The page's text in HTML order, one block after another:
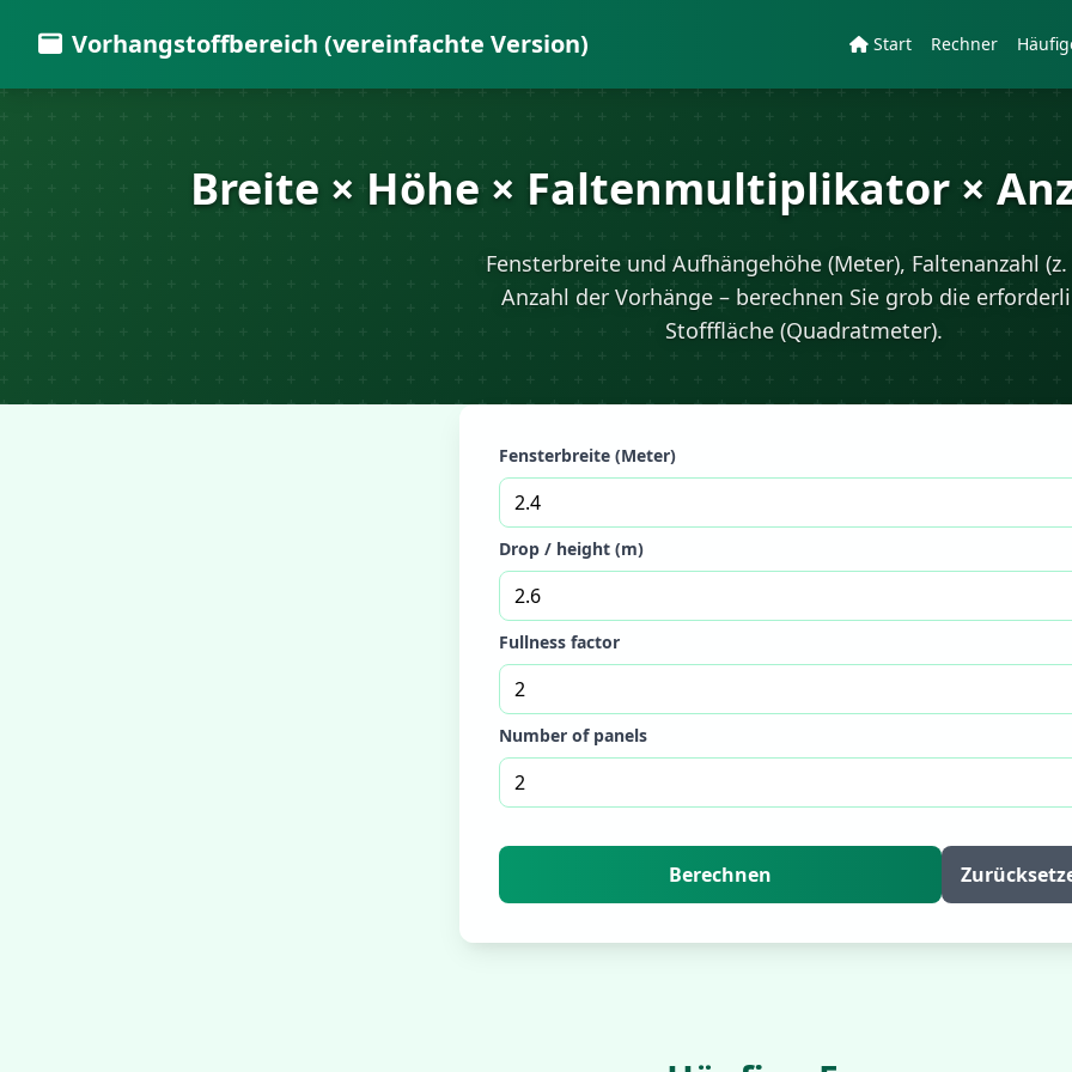
Vorhangstoffbereich (vereinfachte Version) Start Rechner
Breite × Höhe × Faltenmultiplikator ×
Fensterbreite und Aufhängehöhe (Meter), Faltenanzahl (z.
Anzahl der Vorhänge – berechnen Sie grob die
Stofffläche (Quadratmeter).
Fensterbreite (Meter)
Drop / height (m)
Fullness factor
Number of panels
Berechnen